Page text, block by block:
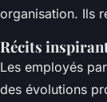
organisation. Ils
Récits
Les employés
des évolutions